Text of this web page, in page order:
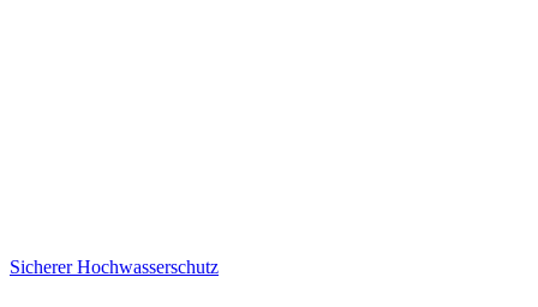
Sicherer Hoch­wasser­schutz